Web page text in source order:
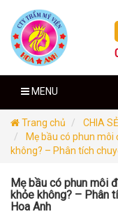
MENU
Trang chủ
CHIA SẺ
Mẹ bầu có phun
không? – Phân tích
Mẹ bầu có phun môi
khỏe không? – Phân
Hoa Anh